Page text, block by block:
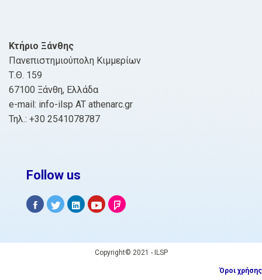
Κτήριο Ξάνθης
Πανεπιστημιούπολη Κιμμερίων
Τ.Θ. 159
67100 Ξάνθη, Ελλάδα
e-mail: info-ilsp AT athenarc.gr
Τηλ.: +30 2541078787
Follow us
Copyright© 2021 - ILSP
Όροι χρήσης